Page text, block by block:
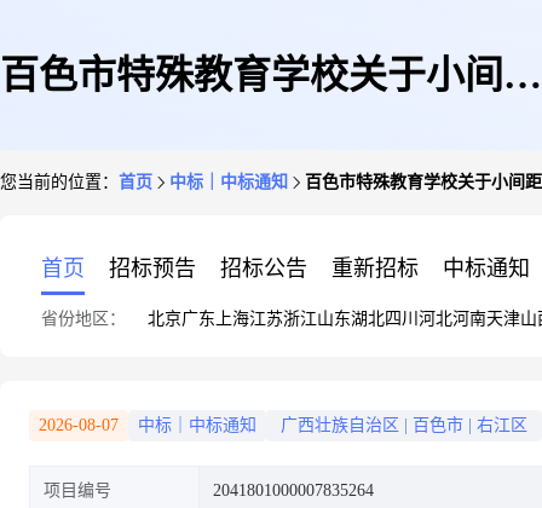
百色市特殊教育学校关于小间距
您当前的位置： 首页 中标｜中标通知 百色市特殊教育学校关于小间
首页 招标预告 招标公告 重新招标 中标通知
省份地区： 北京广东 上海江苏浙江山东湖北四川 河北河南天津山
2026-08-07 中标｜中标通知 广西壮族自治区 百色市 右江区
项目编号 2041801000007835264